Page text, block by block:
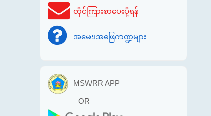
တိုင်ကြားစာပေးပို့ရန်
အမေး၊အဖြေကဏ္ဍများ
MSWRR APP
OR